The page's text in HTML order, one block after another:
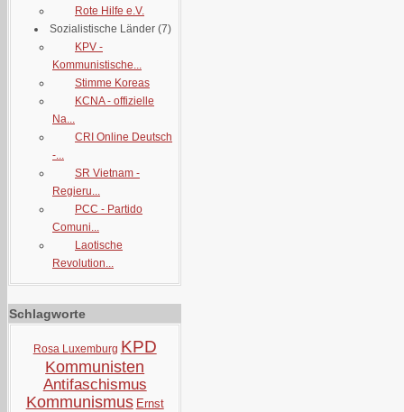
Rote Hilfe e.V.
Sozialistische Länder (7)
KPV -
Kommunistische...
Stimme Koreas
KCNA - offizielle
Na...
CRI Online Deutsch
-...
SR Vietnam -
Regieru...
PCC - Partido
Comuni...
Laotische
Revolution...
Schlagworte
Rosa Luxemburg KPD
Kommunisten
Antifaschismus
Kommunismus Ernst